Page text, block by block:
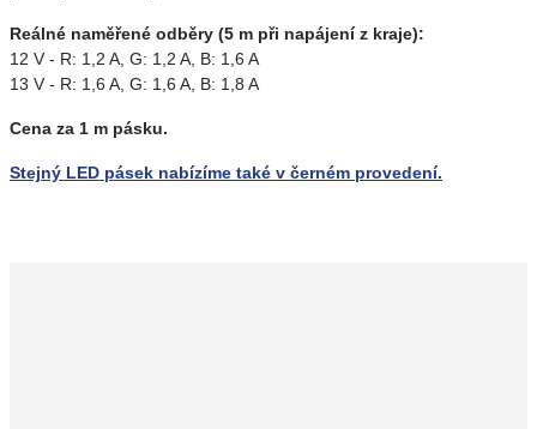
Reálné naměřené odběry (5 m při napájení z kraje):
12 V - R: 1,2 A, G: 1,2 A, B: 1,6 A
13 V - R: 1,6 A, G: 1,6 A, B: 1,8 A
Cena za 1 m pásku.
Stejný LED pásek nabízíme také v černém provedení.